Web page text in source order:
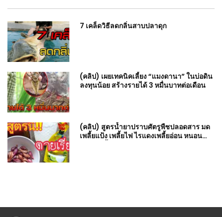
7 เคล็ดวิธีลดกลิ่นสาบปลาดุก
(คลิป) เผยเทคนิคเลี้ยง “แมงดานา” ในบ่อดิน
ลงทุนน้อย สร้างรายได้ 3 หมื่นบาทต่อเดือน
(คลิป) สูตรน้ำยาปราบศัตรูพืชปลอดสาร มด
เพลี้ยแป้ง เพลี้ยไฟ ไรแดงเพลี้ยอ่อน หนอน